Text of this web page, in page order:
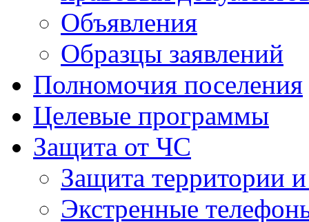
Объявления
Образцы заявлений
Полномочия поселения
Целевые программы
Защита от ЧС
Защита территории
Экстренные